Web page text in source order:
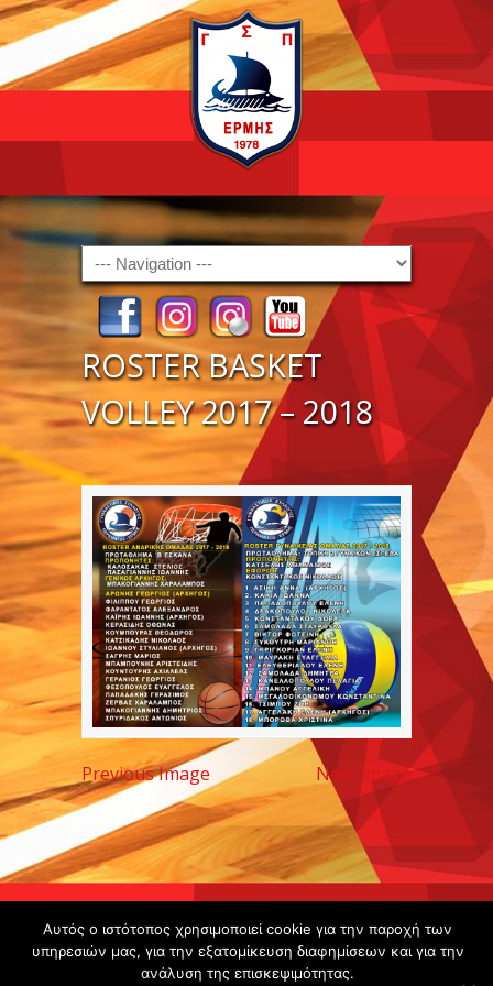
Navigation
ROSTER BASKET
VOLLEY 2017 – 2018
Previous Image Next Image
Copyright ©
2020 -
Gsperamatosermis.gr
Αυτός ο ιστότοπος χρησιμοποιεί cookie για την παροχή των
υπηρεσιών μας, για την εξατομίκευση διαφημίσεων και για την
ανάλυση της επισκεψιμότητας.